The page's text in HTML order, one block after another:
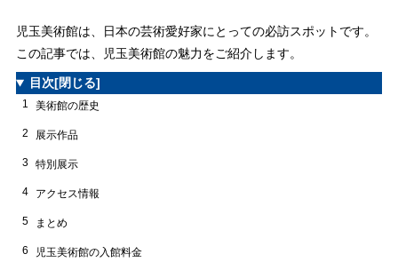
児玉美術館は、日本の芸術愛好家にとっての必訪スポットです。
この記事では、児玉美術館の魅力をご紹介します。
目次[閉じる]
1 美術館の歴史
2 展示作品
3 特別展示
4 アクセス情報
5 まとめ
6 児玉美術館の入館料金